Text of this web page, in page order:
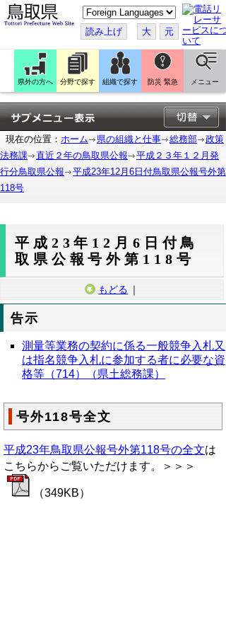
こ
の
ペ
ー
ジ
翻
訳
す
る
読み上げ 大 元
県外の方へ 分野で探す 組織で探す 防災 緊急 メニュー
現在の位置： ホーム 県の組織と仕事 総務部
政策
法務課
直近２年の鳥取県公報
平成２３年１２月発
行分鳥取県公報
平成23年12月6日付鳥取県公報号外第
118号
平成23年12月6日付鳥
取県公報号外第118号
もどる ｜
告示
測量等業務の契約に係る一般競争入札又
は指名競争入札に参加する者に必要な資
格等（714）（県土総務課）
号外118号全文
平成23年鳥取県公報号外第118号の全文は
こちらからご覧いただけます。＞＞＞
（349KB）